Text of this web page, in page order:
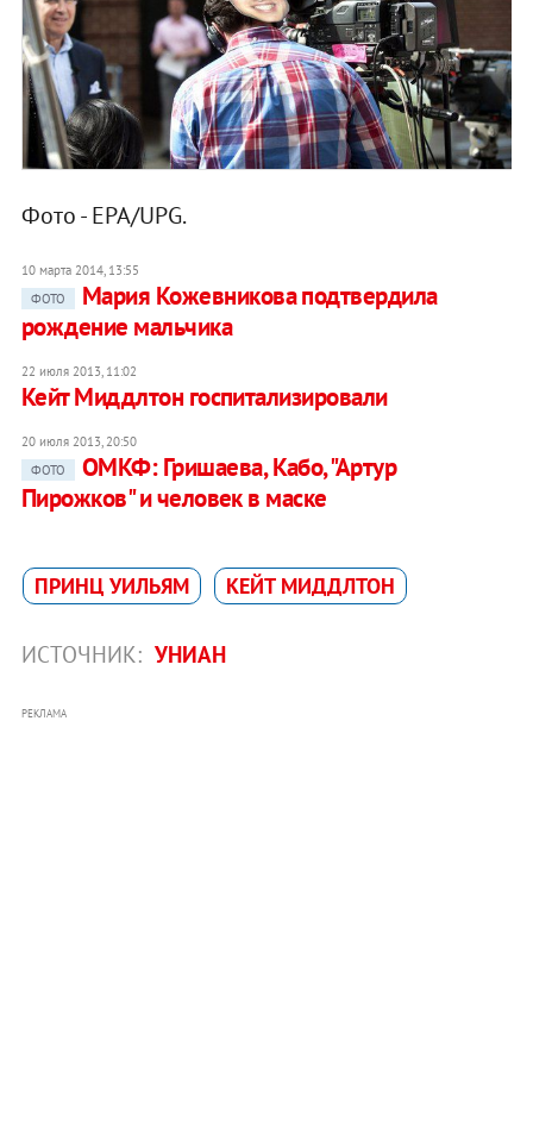
Фото - EPA/UPG.
10 марта 2014, 13:55
ФОТО
Мария Кожевникова подтвердила
рождение мальчика
22 июля 2013, 11:02
Кейт Миддлтон госпитализировали
20 июля 2013, 20:50
ФОТО
ОМКФ: Гришаева, Кабо, "Артур
Пирожков" и человек в маске
ПРИНЦ УИЛЬЯМ КЕЙТ МИДДЛТОН
ИСТОЧНИК: УНИАН
РЕКЛАМА